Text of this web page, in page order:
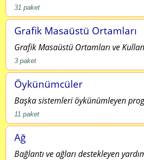
31 paket
Grafik Masaüstü Ortamları
Grafik Masaüstü Ortamları ve
3 paket
Öykünümcüler
Başka sistemleri öykünümleyen
11 paket
Ağ
Bağlantı ve ağları destekleyen